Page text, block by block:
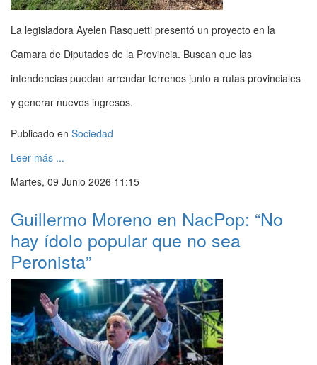
La legisladora Ayelen Rasquetti presentó un proyecto en la
Camara de Diputados de la Provincia. Buscan que las
intendencias puedan arrendar terrenos junto a rutas provinciales
y generar nuevos ingresos.
Publicado en Sociedad
Leer más ...
Martes, 09 Junio 2026 11:15
Guillermo Moreno en NacPop: “No
hay ídolo popular que no sea
Peronista”